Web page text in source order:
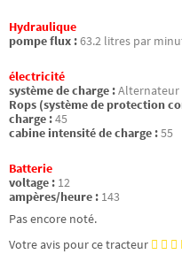
Hydraulique
pompe flux :63.2 litres par
électricité
système de charge :Alternateur
Rops (système de protection
charge :45
cabine intensité de charge :55
Batterie
voltage : 12
ampères/heure : 143
Pas encore noté.
Votre avis pour ce tracteur